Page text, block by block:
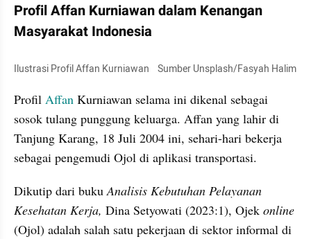
Profil Affan Kurniawan dalam Kenangan
Masyarakat Indonesia
Ilustrasi Profil Affan Kurniawan    Sumber Unsplash/Fasyah Halim
Profil Affan Kurniawan selama ini dikenal sebagai
sosok tulang punggung keluarga. Affan yang lahir di
Tanjung Karang, 18 Juli 2004 ini, sehari-hari bekerja
sebagai pengemudi Ojol di aplikasi transportasi.
Dikutip dari buku Analisis Kebutuhan Pelayanan
Kesehatan Kerja, Dina Setyowati (2023:1), Ojek online
(Ojol) adalah salah satu pekerjaan di sektor informal di